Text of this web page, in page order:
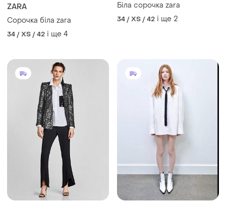
ZARA
Сорочка біла zara
34 / XS / 42 і ще 4
Біла сорочка zara
34 / XS / 42 і ще 2